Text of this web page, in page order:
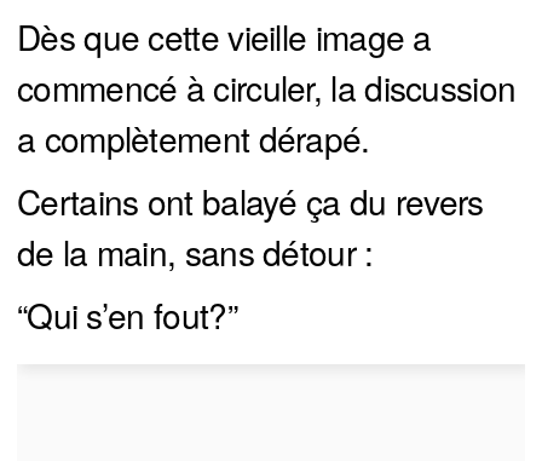
Dès que cette vieille image a
commencé à circuler, la discussion
a complètement dérapé.
Certains ont balayé ça du revers
de la main, sans détour :
“Qui s’en fout?”